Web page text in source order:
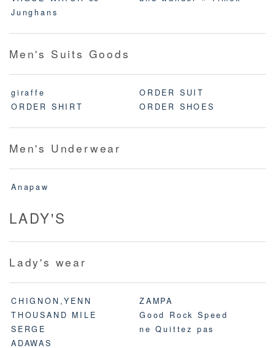
Junghans
Men's Suits Goods
giraffe
ORDER SUIT
ORDER SHIRT
ORDER SHOES
Men's Underwear
Anapaw
LADY'S
Lady's wear
CHIGNON,YENN
ZAMPA
THOUSAND MILE
Good Rock Speed
SERGE
ne Quittez pas
ADAWAS